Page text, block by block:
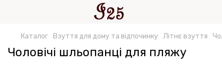
Каталог Взуття для дому та відпочинку Літнє взуття
Чоловічі шльопанці для пляжу